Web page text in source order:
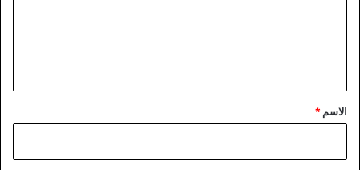
*
الاسم *